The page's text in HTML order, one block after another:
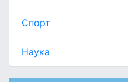
Спорт
Наука